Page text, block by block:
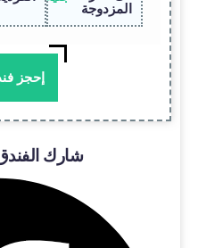
المزدوجة
إحجز
شارك